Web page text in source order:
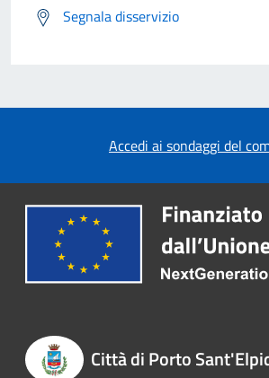
Segnala disservizio
Accedi ai sondaggi del
Città di Porto